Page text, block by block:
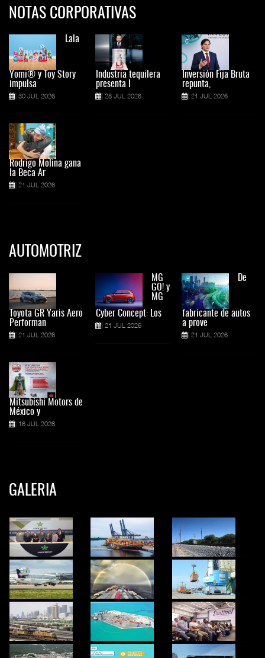
NOTAS CORPORATIVAS
Lala
Yomi® y Toy Story
impulsa
30 JUL 2026
Rodrigo Molina gana
la Beca Ar
21 JUL 2026
Industria tequilera
presenta l
28 JUL 2026
Inversión Fija Bruta
repunta,
21 JUL 2026
AUTOMOTRIZ
Toyota GR Yaris Aero
Performan
21 JUL 2026
Mitsubishi Motors de
México y
16 JUL 2026
MG
GO! y
MG
Cyber Concept: Los
21 JUL 2026
De
fabricante de autos
a prove
21 JUL 2026
GALERIA